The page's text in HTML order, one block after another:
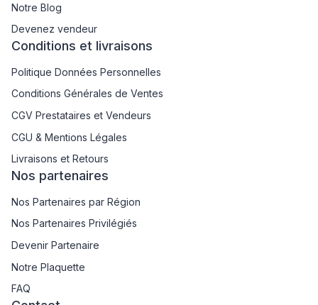
Notre Blog
Devenez vendeur
Conditions et livraisons
Politique Données Personnelles
Conditions Générales de Ventes
CGV Prestataires et Vendeurs
CGU & Mentions Légales
Livraisons et Retours
Nos partenaires
Nos Partenaires par Région
Nos Partenaires Privilégiés
Devenir Partenaire
Notre Plaquette
FAQ